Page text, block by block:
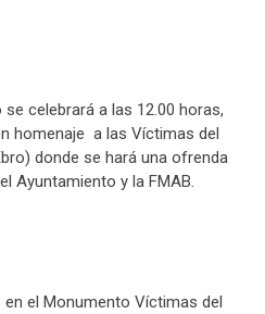
celebrará a las 12.00 horas,
homenaje a las Víctimas del
donde se hará una ofrenda
Ayuntamiento y la FMAB.
en el Monumento Víctimas del